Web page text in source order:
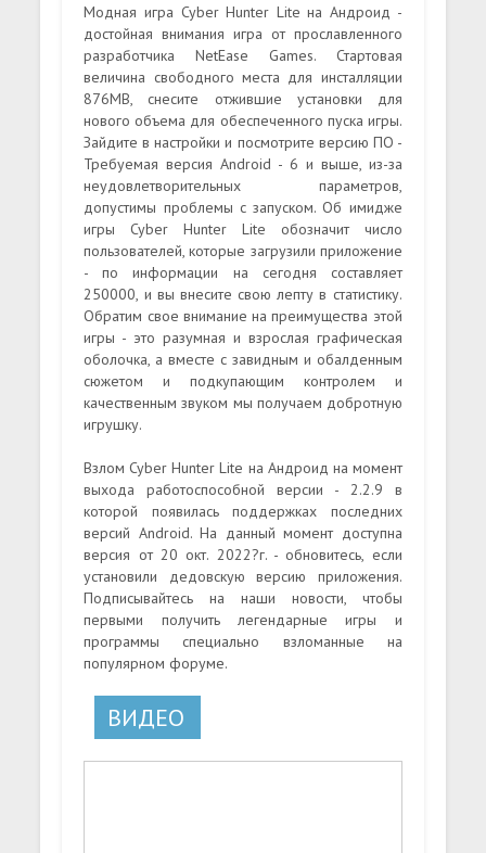
Модная игра Cyber Hunter Lite на Андроид -
достойная внимания игра от прославленного
разработчика NetEase Games. Стартовая
величина свободного места для инсталляции
876MB, снесите отжившие установки для
нового объема для обеспеченного пуска игры.
Зайдите в настройки и посмотрите версию ПО -
Требуемая версия Android - 6 и выше, из-за
неудовлетворительных параметров,
допустимы проблемы с запуском. Об имидже
игры Cyber Hunter Lite обозначит число
пользователей, которые загрузили приложение
- по информации на сегодня составляет
250000, и вы внесите свою лепту в статистику.
Обратим свое внимание на преимущества этой
игры - это разумная и взрослая графическая
оболочка, а вместе с завидным и обалденным
сюжетом и подкупающим контролем и
качественным звуком мы получаем добротную
игрушку.
Взлом Cyber Hunter Lite на Андроид на момент
выхода работоспособной версии - 2.2.9 в
которой появилась поддержках последних
версий Android. На данный момент доступна
версия от 20 окт. 2022?г. - обновитесь, если
установили дедовскую версию приложения.
Подписывайтесь на наши новости, чтобы
первыми получить легендарные игры и
программы специально взломанные на
популярном форуме.
ВИДЕО